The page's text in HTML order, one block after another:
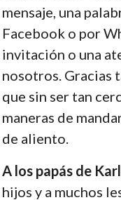
mensaje, una
Facebook o por
invitación o una
nosotros. Gracias
que sin ser tan
maneras de
de aliento.
A los papás de
hijos y a muchos